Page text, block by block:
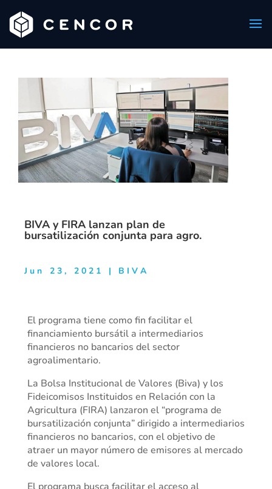
BIVA y FIRA lanzan plan de
bursatilización conjunta para agro.
Jun 23, 2021 | BIVA
El programa tiene como fin facilitar el
financiamiento bursátil a intermediarios
financieros no bancarios del sector
agroalimentario.
La Bolsa Institucional de Valores (Biva) y los
Fideicomisos Instituidos en Relación con la
Agricultura (FIRA) lanzaron el “programa de
bursatilización conjunta” dirigido a intermediarios
financieros no bancarios, con el objetivo de
atraer un mayor número de emisores al mercado
de valores local.